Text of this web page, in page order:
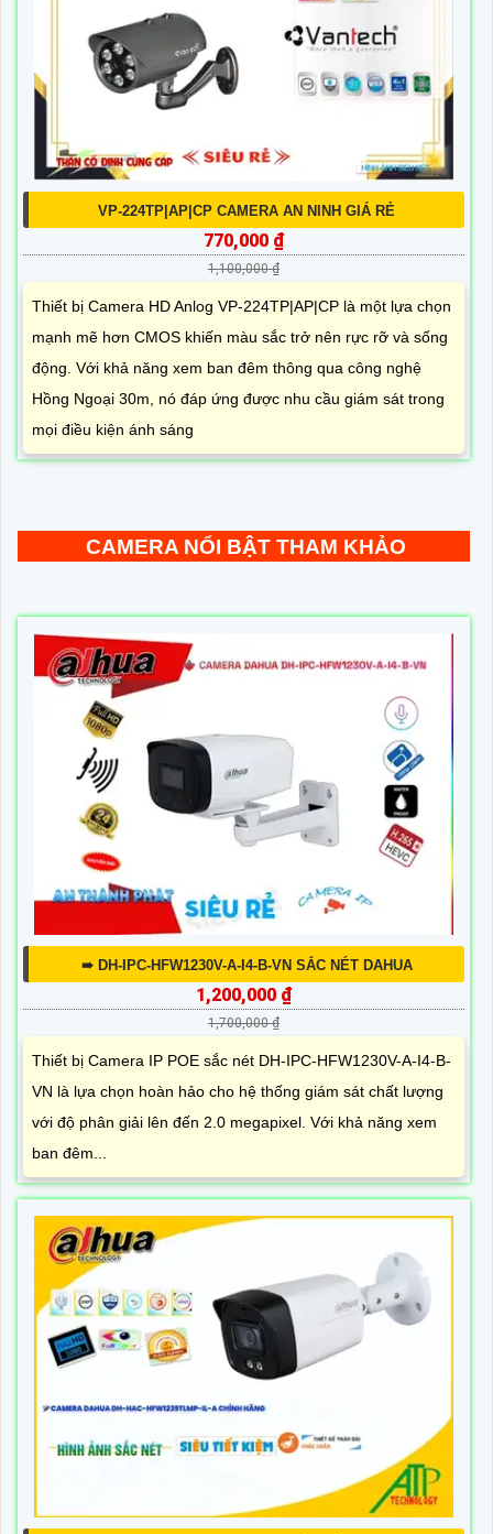
VP-224TP|AP|CP CAMERA AN NINH GIÁ RẺ
770,000 ₫
1,100,000 ₫
Thiết bị Camera HD Anlog VP-224TP|AP|CP là một lựa chọn
mạnh mẽ hơn CMOS khiến màu sắc trở nên rực rỡ và sống
động. Với khả năng xem ban đêm thông qua công nghệ
Hồng Ngoại 30m, nó đáp ứng được nhu cầu giám sát trong
mọi điều kiện ánh sáng
CAMERA NỔI BẬT THAM KHẢO
➠ DH-IPC-HFW1230V-A-I4-B-VN SẮC NÉT DAHUA
1,200,000 ₫
1,700,000 ₫
Thiết bị Camera IP POE sắc nét DH-IPC-HFW1230V-A-I4-B-
VN là lựa chọn hoàn hảo cho hệ thống giám sát chất lượng
với độ phân giải lên đến 2.0 megapixel. Với khả năng xem
ban đêm...